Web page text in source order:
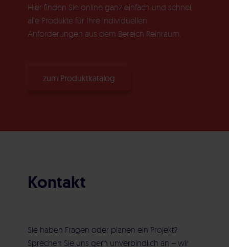
Hier finden Sie online ganz einfach und schnell
alle Produkte für Ihre individuellen
Anforderungen aus dem Bereich Reinraum.
zum Produktkatalog
Kontakt
Sie haben Fragen oder planen ein Projekt?
Sprechen Sie uns gern unverbindlich an – wir